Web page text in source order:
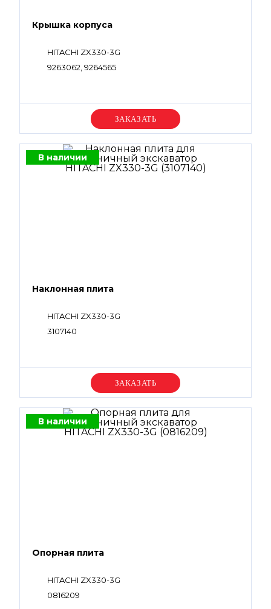
Крышка корпуса
HITACHI ZX330-3G
9263062, 9264565
Уточняйте цену
В наличии
Наклонная плита
HITACHI ZX330-3G
3107140
Уточняйте цену
В наличии
Опорная плита
HITACHI ZX330-3G
0816209